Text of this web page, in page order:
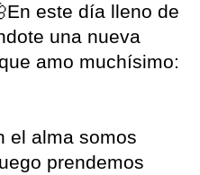
este día lleno de
una nueva
amo muchísimo:
el alma somos
prendemos